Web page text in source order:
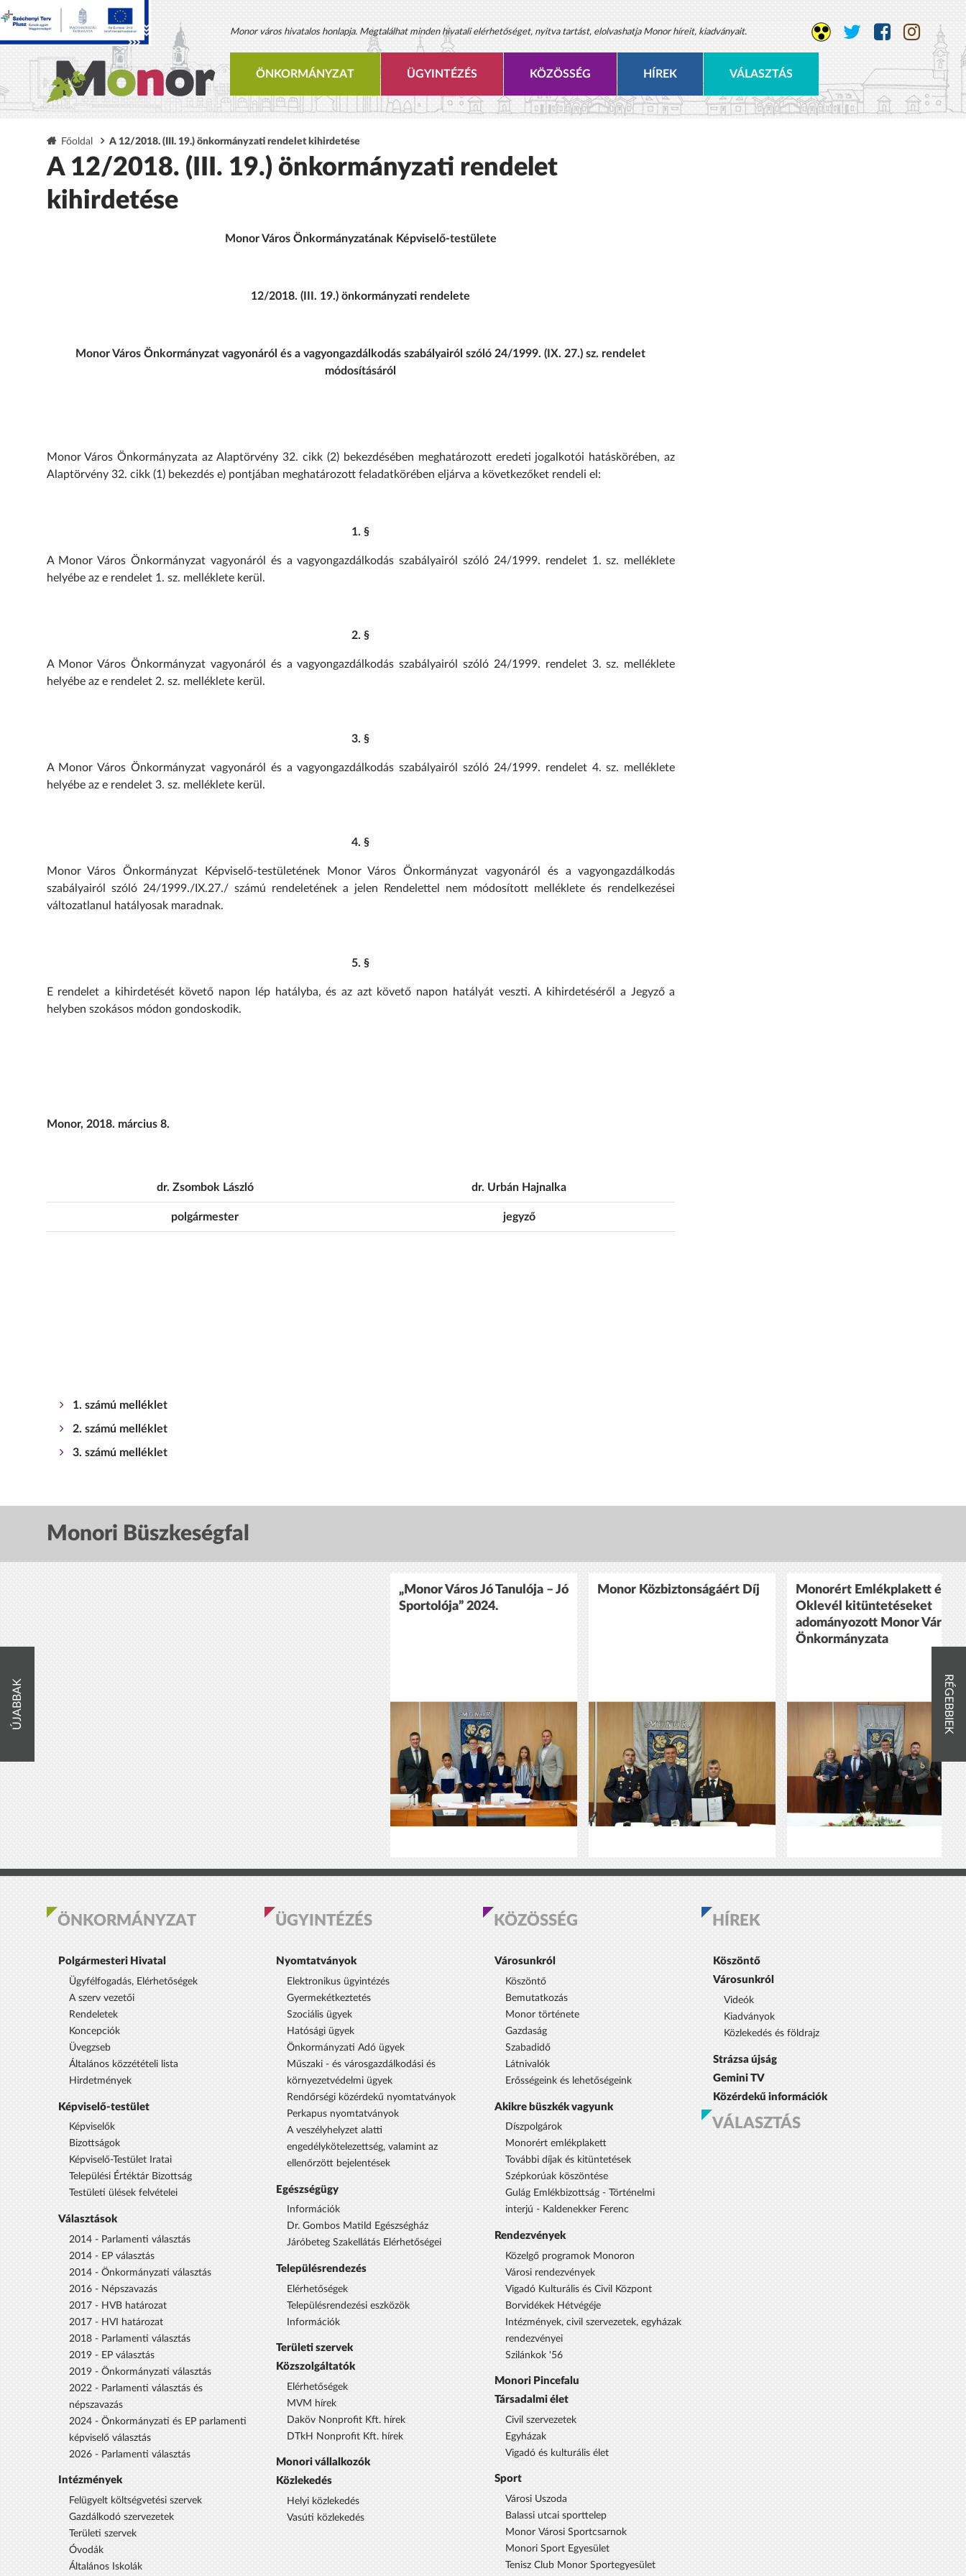
Monor város hivatalos honlapja. Megtalálhat minden hivatali elérhetőséget, nyitva tartást, elolvashatja Monor híreit, kiadványait.
ÖNKORMÁNYZAT ÜGYINTÉZÉS KÖZÖSSÉG HÍREK VÁLASZTÁS
Főoldal A 12/2018. (III. 19.) önkormányzati rendelet kihirdetése
A 12/2018. (III. 19.) önkormányzati rendelet
kihirdetése
Monor Város Önkormányzatának Képviselő-testülete
12/2018. (III. 19.) önkormányzati rendelete
Monor Város Önkormányzat vagyonáról és a vagyongazdálkodás szabályairól szóló 24/1999. (IX. 27.) sz. rendelet
módosításáról
Monor Város Önkormányzata az Alaptörvény 32. cikk (2) bekezdésében meghatározott eredeti jogalkotói hatáskörében, az
Alaptörvény 32. cikk (1) bekezdés e) pontjában meghatározott feladatkörében eljárva a következőket rendeli el:
1. §
A Monor Város Önkormányzat vagyonáról és a vagyongazdálkodás szabályairól szóló 24/1999. rendelet 1. sz. melléklete
helyébe az e rendelet 1. sz. melléklete kerül.
2. §
A Monor Város Önkormányzat vagyonáról és a vagyongazdálkodás szabályairól szóló 24/1999. rendelet 3. sz. melléklete
helyébe az e rendelet 2. sz. melléklete kerül.
3. §
A Monor Város Önkormányzat vagyonáról és a vagyongazdálkodás szabályairól szóló 24/1999. rendelet 4. sz. melléklete
helyébe az e rendelet 3. sz. melléklete kerül.
4. §
Monor Város Önkormányzat Képviselő-testületének Monor Város Önkormányzat vagyonáról és a vagyongazdálkodás
szabályairól szóló 24/1999./IX.27./ számú rendeletének a jelen Rendelettel nem módosított melléklete és rendelkezései
változatlanul hatályosak maradnak.
5. §
E rendelet a kihirdetését követő napon lép hatályba, és az azt követő napon hatályát veszti. A kihirdetéséről a Jegyző a
helyben szokásos módon gondoskodik.
Monor, 2018. március 8.
dr. Zsombok László dr. Urbán Hajnalka
polgármester jegyző
1. számú melléklet
2. számú melléklet
3. számú melléklet
Monori Büszkeségfal
ÚJABBAK
„Monor Város Jó Tanulója – Jó
Sportolója” 2024.
Monor Közbiztonságáért Díj
Monorért Emlékplakett és
Oklevél kitüntetéseket
adományozott Monor Város
Önkormányzata
RÉGEBBIEK
ÖNKORMÁNYZAT
Polgármesteri Hivatal
Ügyfélfogadás, Elérhetőségek
A szerv vezetői
Rendeletek
Koncepciók
Üvegzseb
Általános közzétételi lista
Hirdetmények
Képviselő-testület
Képviselők
Bizottságok
Képviselő-Testület Iratai
Települési Értéktár Bizottság
Testületi ülések felvételei
Választások
2014 - Parlamenti választás
2014 - EP választás
2014 - Önkormányzati választás
2016 - Népszavazás
2017 - HVB határozat
2017 - HVI határozat
2018 - Parlamenti választás
2019 - EP választás
2019 - Önkormányzati választás
2022 - Parlamenti választás és
népszavazás
2024 - Önkormányzati és EP parlamenti
képviselő választás
2026 - Parlamenti választás
Intézmények
Felügyelt költségvetési szervek
Gazdálkodó szervezetek
Területi szervek
Óvodák
Általános Iskolák
ÜGYINTÉZÉS
Nyomtatványok
Elektronikus ügyintézés
Gyermekétkeztetés
Szociális ügyek
Hatósági ügyek
Önkormányzati Adó ügyek
Műszaki - és városgazdálkodási és
környezetvédelmi ügyek
Rendőrségi közérdekű nyomtatványok
Perkapus nyomtatványok
A veszélyhelyzet alatti
engedélykötelezettség, valamint az
ellenőrzött bejelentések
Egészségügy
Információk
Dr. Gombos Matild Egészségház
Járóbeteg Szakellátás Elérhetőségei
Településrendezés
Elérhetőségek
Településrendezési eszközök
Információk
Területi szervek
Közszolgáltatók
Elérhetőségek
MVM hírek
Daköv Nonprofit Kft. hírek
DTkH Nonprofit Kft. hírek
Monori vállalkozók
Közlekedés
Helyi közlekedés
Vasúti közlekedés
KÖZÖSSÉG
Városunkról
Köszöntő
Bemutatkozás
Monor története
Gazdaság
Szabadidő
Látnivalók
Erősségeink és lehetőségeink
Akikre büszkék vagyunk
Díszpolgárok
Monorért emlékplakett
További díjak és kitüntetések
Szépkorúak köszöntése
Gulág Emlékbizottság - Történelmi
interjú - Kaldenekker Ferenc
Rendezvények
Közelgő programok Monoron
Városi rendezvények
Vigadó Kulturális és Civil Központ
Borvidékek Hétvégéje
Intézmények, civil szervezetek, egyházak
rendezvényei
Szilánkok '56
Monori Pincefalu
Társadalmi élet
Civil szervezetek
Egyházak
Vigadó és kulturális élet
Sport
Városi Uszoda
Balassi utcai sporttelep
Monor Városi Sportcsarnok
Monori Sport Egyesület
Tenisz Club Monor Sportegyesület
HÍREK
Köszöntő
Városunkról
Videók
Kiadványok
Közlekedés és földrajz
Strázsa újság
Gemini TV
Közérdekű információk
VÁLASZTÁS